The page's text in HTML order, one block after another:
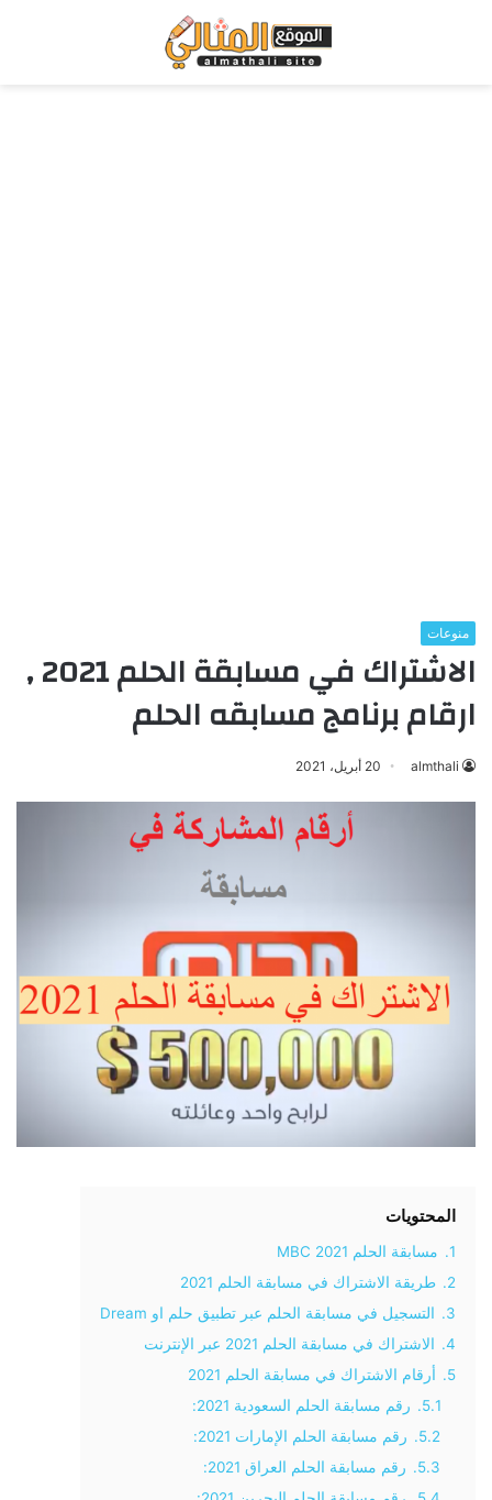
منوعات
الاشتراك في مسابقة الحلم 2021 ,
ارقام برنامج مسابقه الحلم
almthali 20 أبريل، 2021
المحتويات
1.
مسابقة الحلم 2021 MBC
2.
طريقة الاشتراك في مسابقة الحلم 2021
3.
التسجيل في مسابقة الحلم عبر تطبيق حلم او Dream
4.
الاشتراك في مسابقة الحلم 2021 عبر الإنترنت
5.
أرقام الاشتراك في مسابقة الحلم 2021
5.1.
رقم مسابقة الحلم السعودية 2021:
5.2.
رقم مسابقة الحلم الإمارات 2021:
5.3.
رقم مسابقة الحلم العراق 2021: